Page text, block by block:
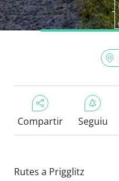
Compartir Seguiu
Rutes a Prigglitz